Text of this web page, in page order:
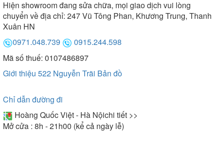
đáo, bồn tắm Selta còn có sự phong phú về kích
thước. Giúp bạn dễ dàng lựa chọn được model phù
hợp với diện tích phòng tắm từ nhỏ hẹp đến rộng
rãi. Sản phẩm có kích thước phổ thông như sau:
-Bồn tắm góc: 900x1540x650 mm, 900x900x520
mm, 1200x1200x650 mm, 1250x1250x540 mm,
lắp đặt cho phòng tắm hạn chế. Bạn có thể tận
dụng góc của phòng tắm để không gian được tối ưu
tốt nhất.
Hiện showroom đang sửa chữa, mọi giao dịch vui lòng
chuyển về địa chỉ: 247 Vũ Tông Phan, Khương Trung, Thanh
Xuân HN
0971.048.739
0915.244.598
Mã số thuế: 0107486897
Giới thiệu 522 Nguyễn Trãi Bản đồ
Chỉ dẫn đường đi
Hoàng Quốc Việt - Hà Nộichi tiết >>
Mở cửa : 8h - 21h00 (kể cả ngày lễ)